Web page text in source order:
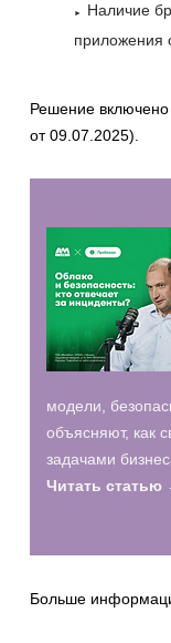
Наличие
приложения
Решение
от 09.07.2025).
модели,
объясняют, как
задачами
Читать статью
Больше